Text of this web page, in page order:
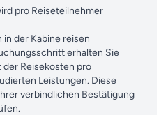
pro Reiseteilnehmer
in der Kabine reisen
erhalten Sie
Reisekosten pro
Leistungen. Diese
verbindlichen Bestätigung